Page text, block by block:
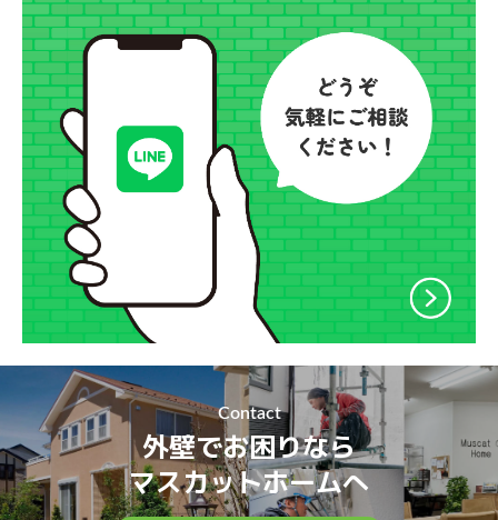
Contact
外壁でお困りなら
マスカットホームへ